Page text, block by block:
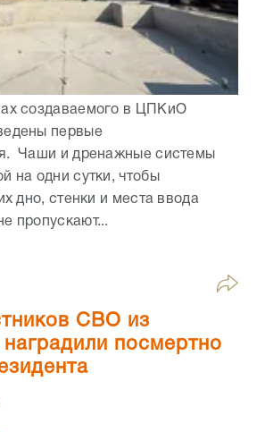
создаваемого в ЦПКиО
первые
Чаши и дренажные системы
на одни сутки, чтобы
дно, стенки и места ввода
пропускают...
СВО из
посмертно